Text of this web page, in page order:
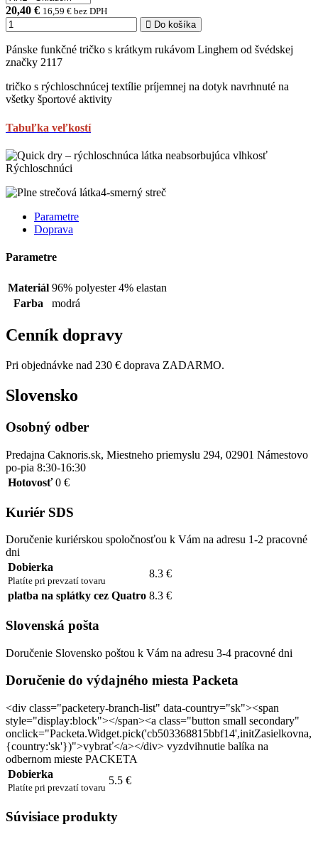
20,40 € 16,59 € bez DPH
Do košíka
Pánske funkčné tričko s krátkym rukávom Linghem od švédskej
značky 2117
tričko s rýchloschnúcej textílie príjemnej na dotyk navrhnuté na
všetky športové aktivity
Tabuľka veľkostí
Rýchloschnúci
4-smerný streč
Parametre
Doprava
Parametre
Materiál 96% polyester 4% elastan
Farba
modrá
Cenník dopravy
Pri objednávke nad 230 € doprava ZADARMO.
Slovensko
Osobný odber
Predajna Caknoris.sk, Miestneho priemyslu 294, 02901 Námestovo
po-pia 8:30-16:30
Hotovosť 0 €
Kuriér SDS
Doručenie kuriérskou spoločnosťou k Vám na adresu 1-2 pracovné
dni
Dobierka
Platíte pri prevzatí tovaru
8.3 €
platba na splátky cez Quatro 8.3 €
Slovenská pošta
Doručenie Slovensko poštou k Vám na adresu 3-4 pracovné dni
Doručenie do výdajného miesta Packeta
<div class="packetery-branch-list" data-country="sk"><span
style="display:block"></span><a class="button small secondary"
onclick="Packeta.Widget.pick('cb503368815bbf14',initZasielkovna,
{country:'sk'})">vybrať</a></div> vyzdvihnutie balíka na
odbernom mieste PACKETA
Dobierka
Platíte pri prevzatí tovaru
5.5 €
Súvisiace produkty